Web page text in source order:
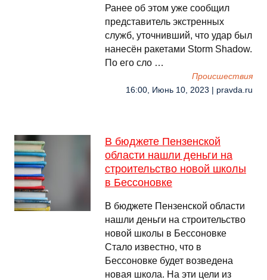
Ранее об этом уже сообщил
представитель экстренных
служб, уточнивший, что удар был
нанесён ракетами Storm Shadow.
По его сло …
Происшествия
16:00, Июнь 10, 2023 | pravda.ru
В бюджете Пензенской
области нашли деньги на
строительство новой школы
в Бессоновке
В бюджете Пензенской области
нашли деньги на строительство
новой школы в Бессоновке
Стало известно, что в
Бессоновке будет возведена
новая школа. На эти цели из